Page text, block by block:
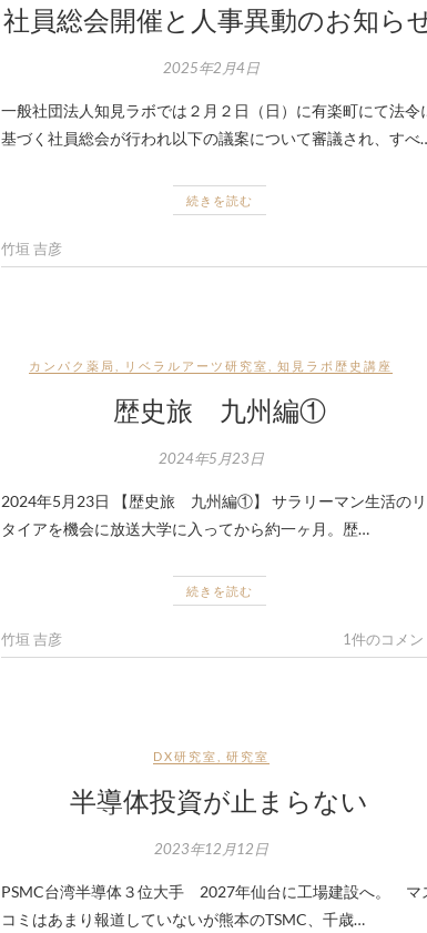
社員総会開催と人事異動のお知ら
2025年2月4日
一般社団法人知見ラボでは２月２日（日）に有楽町にて法令
基づく社員総会が行われ以下の議案について審議され、すべ
続きを読む
竹垣 吉彦
カンパク薬局 リベラルアーツ研究室 ,知見ラボ歴史講座
歴史旅 九州編①
2024年5月23日
2024年5月23日 【歴史旅 九州編①】 サラリーマン生活のリ
タイアを機会に放送大学に入ってから約一ヶ月。歴…
続きを読む
竹垣 吉彦 1件のコメン
DX研究室 研究室
半導体投資が止まらない
2023年12月12日
PSMC台湾半導体３位大手 2027年仙台に工場建設へ。 マ
コミはあまり報道していないが熊本のTSMC、千歳…